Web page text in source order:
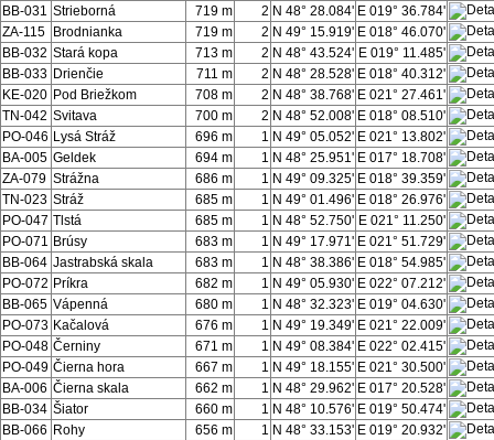
BB-031 Strieborná 719 m 2 N 48° 28.084' E 019° 36.784'
ZA-115
Brodnianka 719 m 2 N 49° 15.919' E 018° 46.070'
BB-032 Stará kopa 713 m 2 N 48° 43.524' E 019° 11.485'
BB-033 Drienčie 711 m 2 N 48° 28.528' E 018° 40.312'
KE-020 Pod Briežkom 708 m 2 N 48° 38.768' E 021° 27.461'
TN-042 Svitava 700 m 2 N 48° 52.008' E 018° 08.510'
PO-046 Lysá Stráž 696 m 1 N 49° 05.052' E 021° 13.802'
BA-005 Geldek 694 m 1 N 48° 25.951' E 017° 18.708'
ZA-079 Strážna 686 m 1 N 49° 09.325' E 018° 39.359'
TN-023 Stráž 685 m 1 N 49° 01.496' E 018° 26.976'
PO-047 Tlstá 685 m 1 N 48° 52.750' E 021° 11.250'
PO-071 Brúsy 683 m 1 N 49° 17.971' E 021° 51.729'
BB-064 Jastrabská skala 683 m 1 N 48° 38.386' E 018° 54.985'
PO-072 Príkra 682 m 1 N 49° 05.930' E 022° 07.212'
BB-065 Vápenná 680 m 1 N 48° 32.323' E 019° 04.630'
PO-073 Kačalová 676 m 1 N 49° 19.349' E 021° 22.009'
PO-048 Černiny 671 m 1 N 49° 08.384' E 022° 02.415'
PO-049 Čierna hora 667 m 1 N 49° 18.155' E 021° 30.500'
BA-006 Čierna skala 662 m 1 N 48° 29.962' E 017° 20.528'
BB-034 Šiator 660 m 1 N 48° 10.576' E 019° 50.474'
BB-066 Rohy 656 m 1 N 48° 33.153' E 019° 20.932'